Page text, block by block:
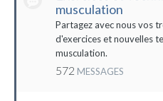
musculation
Partagez avec nous vos
d'exercices et nouvelles
musculation.
572 MESSAGES